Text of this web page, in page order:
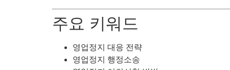
주요 키워드
영업정지 대응 전략
영업정지 행정소송